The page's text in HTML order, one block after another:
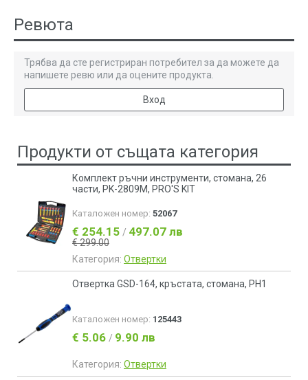
Ревюта
Трябва да сте регистриран потребител за да можете да
напишете ревю или да оцените продукта.
Вход
Продукти от същата категория
Комплект ръчни инструменти, стомана, 26
части, PK-2809M, PRO'S KIT
Каталожен номер: 52067
€ 254.15 / 497.07 лв
€ 299.00
Категория: Отвертки
Отвертка GSD-164, кръстата, стомана, PH1
Каталожен номер: 125443
€ 5.06 / 9.90 лв
Категория: Отвертки